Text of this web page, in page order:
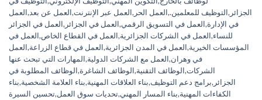
الجزائر ,التوظيف للمعلمين.,العمل الحر ,العمل عبر الإنترنت,العمل عن بعد,العمل
في الإدارة,العمل في التسويق الرقمي,العمل في الجزائر ,العمل في الجزائر
للنساء,العمل في الشركات الجزائرية,العمل في القطاع الخاص,العمل في
المؤسسات الخيرية,العمل في المدن الجزائرية,العمل في قطاع الزراعة,العمل
في وهران,العمل مع الشركات الدولية,المهارات التي تبحث عنها
الشركات,الوظائف التقنية,الوظائف الشاغرة,الوظائف المطلوبة في
الجزائر ,برامج دعم التوظيف,بناء العلاقات المهنية,بناء العلامة الشخصية,بناء
الكفاءات المهنية,بناء المسار المهني,تحديات سوق العمل,تحسين السيرة